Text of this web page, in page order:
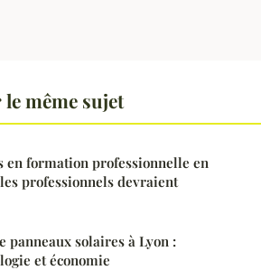
même sujet
en formation professionnelle en
professionnels devraient
panneaux solaires à Lyon :
et économie